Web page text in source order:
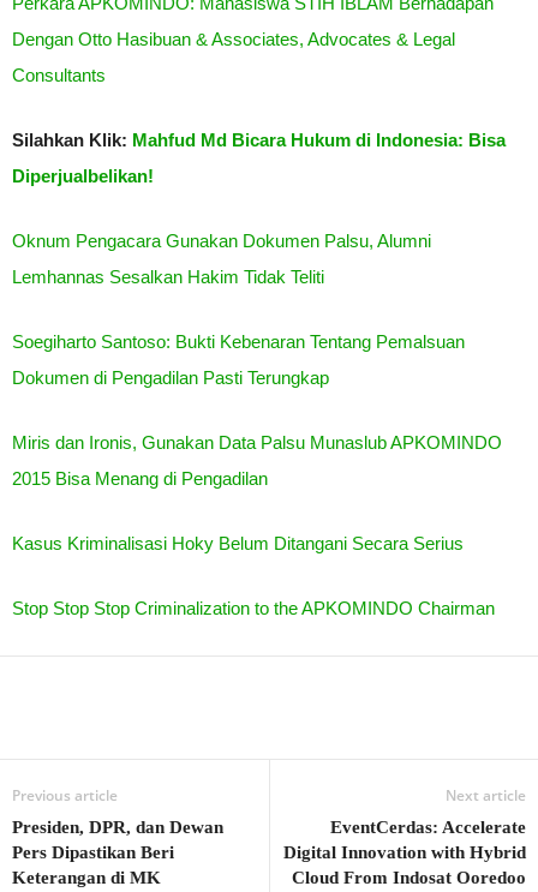
Dengan Otto Hasibuan & Associates, Advocates & Legal
Consultants
Silahkan Klik: Mahfud Md Bicara Hukum di Indonesia: Bisa
Diperjualbelikan!
Oknum Pengacara Gunakan Dokumen Palsu, Alumni
Lemhannas Sesalkan Hakim Tidak Teliti
Soegiharto Santoso: Bukti Kebenaran Tentang Pemalsuan
Dokumen di Pengadilan Pasti Terungkap
Miris dan Ironis, Gunakan Data Palsu Munaslub APKOMINDO
2015 Bisa Menang di Pengadilan
Kasus Kriminalisasi Hoky Belum Ditangani Secara Serius
Stop Stop Stop Criminalization to the APKOMINDO Chairman
Previous article
Presiden, DPR, dan Dewan
Pers Dipastikan Beri
Keterangan di MK
Next article
EventCerdas: Accelerate
Digital Innovation with Hybrid
Cloud From Indosat Ooredoo